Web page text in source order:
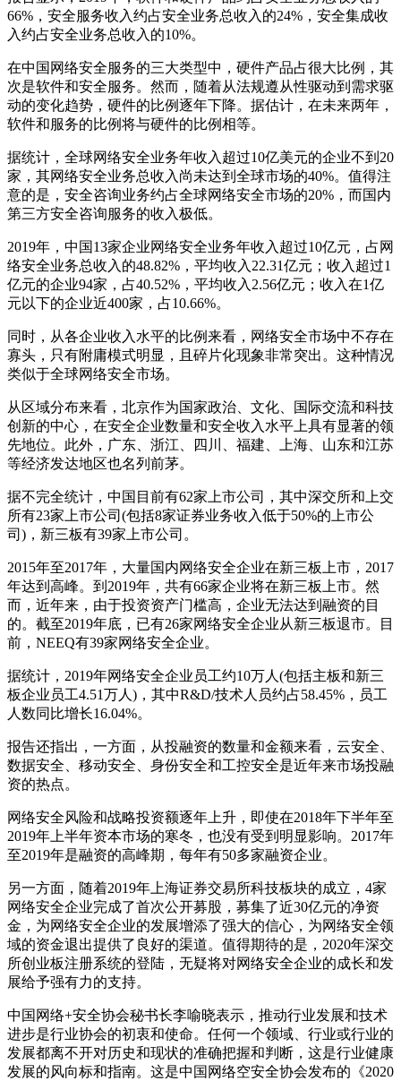
66%，安全服务收入约占安全业务总收入的24%，安全集成收
入约占安全业务总收入的10%。
在中国网络安全服务的三大类型中，硬件产品占很大比例，其
次是软件和安全服务。然而，随着从法规遵从性驱动到需求驱
动的变化趋势，硬件的比例逐年下降。据估计，在未来两年，
软件和服务的比例将与硬件的比例相等。
据统计，全球网络安全业务年收入超过10亿美元的企业不到20
家，其网络安全业务总收入尚未达到全球市场的40%。值得注
意的是，安全咨询业务约占全球网络安全市场的20%，而国内
第三方安全咨询服务的收入极低。
2019年，中国13家企业网络安全业务年收入超过10亿元，占网
络安全业务总收入的48.82%，平均收入22.31亿元；收入超过1
亿元的企业94家，占40.52%，平均收入2.56亿元；收入在1亿
元以下的企业近400家，占10.66%。
同时，从各企业收入水平的比例来看，网络安全市场中不存在
寡头，只有附庸模式明显，且碎片化现象非常突出。这种情况
类似于全球网络安全市场。
从区域分布来看，北京作为国家政治、文化、国际交流和科技
创新的中心，在安全企业数量和安全收入水平上具有显著的领
先地位。此外，广东、浙江、四川、福建、上海、山东和江苏
等经济发达地区也名列前茅。
据不完全统计，中国目前有62家上市公司，其中深交所和上交
所有23家上市公司(包括8家证券业务收入低于50%的上市公
司)，新三板有39家上市公司。
2015年至2017年，大量国内网络安全企业在新三板上市，2017
年达到高峰。到2019年，共有66家企业将在新三板上市。然
而，近年来，由于投资资产门槛高，企业无法达到融资的目
的。截至2019年底，已有26家网络安全企业从新三板退市。目
前，NEEQ有39家网络安全企业。
据统计，2019年网络安全企业员工约10万人(包括主板和新三
板企业员工4.51万人)，其中R&D/技术人员约占58.45%，员工
人数同比增长16.04%。
报告还指出，一方面，从投融资的数量和金额来看，云安全、
数据安全、移动安全、身份安全和工控安全是近年来市场投融
资的热点。
网络安全风险和战略投资额逐年上升，即使在2018年下半年至
2019年上半年资本市场的寒冬，也没有受到明显影响。2017年
至2019年是融资的高峰期，每年有50多家融资企业。
另一方面，随着2019年上海证券交易所科技板块的成立，4家
网络安全企业完成了首次公开募股，募集了近30亿元的净资
金，为网络安全企业的发展增添了强大的信心，为网络安全领
域的资金退出提供了良好的渠道。值得期待的是，2020年深交
所创业板注册系统的登陆，无疑将对网络安全企业的成长和发
展给予强有力的支持。
中国网络+安全协会秘书长李喻晓表示，推动行业发展和技术
进步是行业协会的初衷和使命。任何一个领域、行业或行业的
发展都离不开对历史和现状的准确把握和判断，这是行业健康
发展的风向标和指南。这是中国网络空安全协会发布的《2020